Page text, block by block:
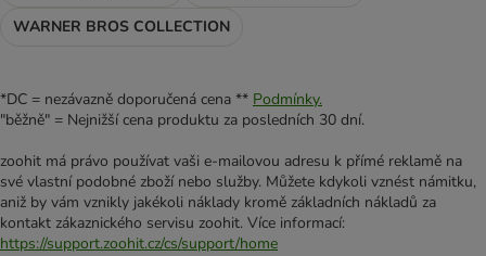
WARNER BROS COLLECTION
*DC = nezávazně doporučená cena ** Podmínky.
"běžně" = Nejnižší cena produktu za posledních 30 dní.
zoohit má právo používat vaši e-mailovou adresu k přímé reklamě na
své vlastní podobné zboží nebo služby. Můžete kdykoli vznést námitku,
aniž by vám vznikly jakékoli náklady kromě základních nákladů za
kontakt zákaznického servisu zoohit. Více informací:
https://support.zoohit.cz/cs/support/home